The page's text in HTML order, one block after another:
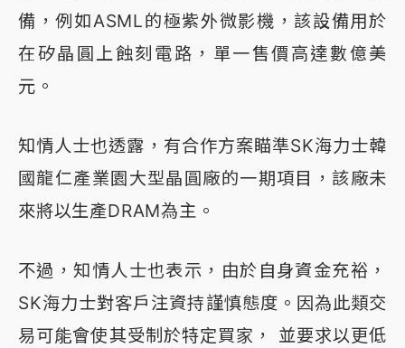
備，例如ASML的極紫外微影機，該設備用於
在矽晶圓上蝕刻電路，單一售價高達數億美
元。
知情人士也透露，有合作方案瞄準SK海力士韓
國龍仁產業園大型晶圓廠的一期項目，該廠未
來將以生產DRAM為主。
不過，知情人士也表示，由於自身資金充裕，
SK海力士對客戶注資持謹慎態度。因為此類交
易可能會使其受制於特定買家， 並要求以更低